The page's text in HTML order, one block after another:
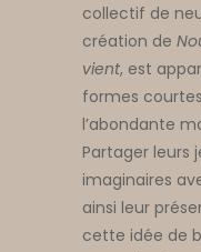
collectif de
création de
vient, est
formes
l’abondante
Partager leurs
imaginaires
ainsi leur
cette idée de